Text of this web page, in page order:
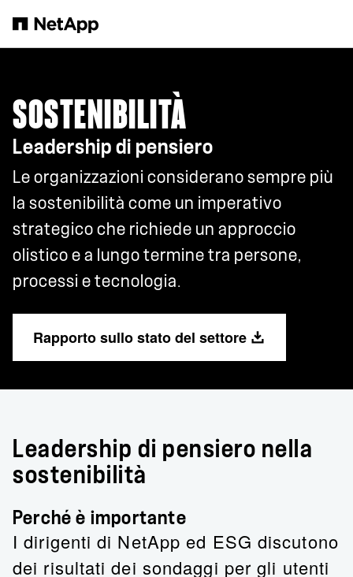
SOSTENIBILITÀ
Leadership di pensiero
Le organizzazioni considerano sempre più
la sostenibilità come un imperativo
strategico che richiede un approccio
olistico e a lungo termine tra persone,
processi e tecnologia.
Rapporto sullo stato del settore
Leadership di pensiero nella
sostenibilità
Perché è importante
I dirigenti di NetApp ed ESG discutono
dei risultati dei sondaggi per gli utenti